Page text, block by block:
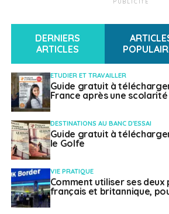
PUBLICITÉ
DERNIERS
ARTICLES
ETUDIER ET TRAVAILLER
Guide gratuit à
France après une
DESTINATIONS AU BANC D'ESSAI
Guide gratuit à
le Golfe
VIE PRATIQUE
Comment utiliser ses deux
français et britannique,